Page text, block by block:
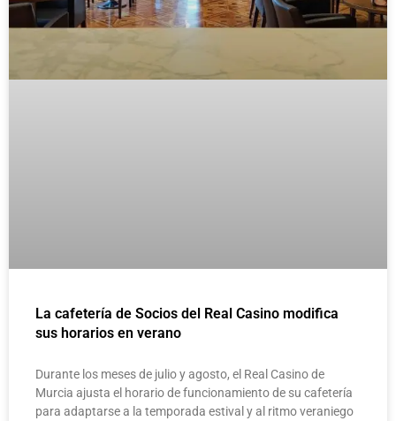
La cafetería de Socios del Real Casino modifica
sus horarios en verano
Durante los meses de julio y agosto, el Real Casino de
Murcia ajusta el horario de funcionamiento de su cafetería
para adaptarse a la temporada estival y al ritmo veraniego